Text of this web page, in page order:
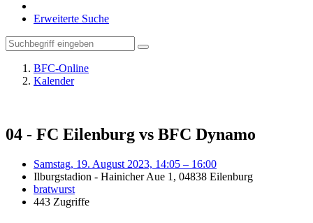
Erweiterte Suche
BFC-Online
Kalender
04 - FC Eilenburg vs BFC Dynamo
Samstag, 19. August 2023, 14:05 – 16:00
Ilburgstadion - Hainicher Aue 1, 04838 Eilenburg
bratwurst
443 Zugriffe